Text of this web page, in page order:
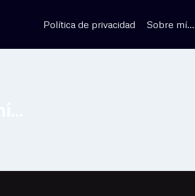
Política de privacidad Sobre mí…